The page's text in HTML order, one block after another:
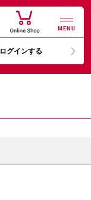
MENU
ログインする